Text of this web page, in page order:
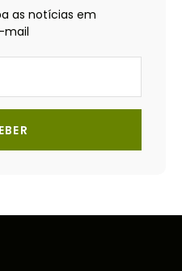
as notícias em
mail